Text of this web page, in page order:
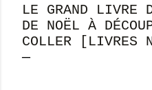
LE GRAND LIVRE
DE NOËL À
COLLER [LIVRES